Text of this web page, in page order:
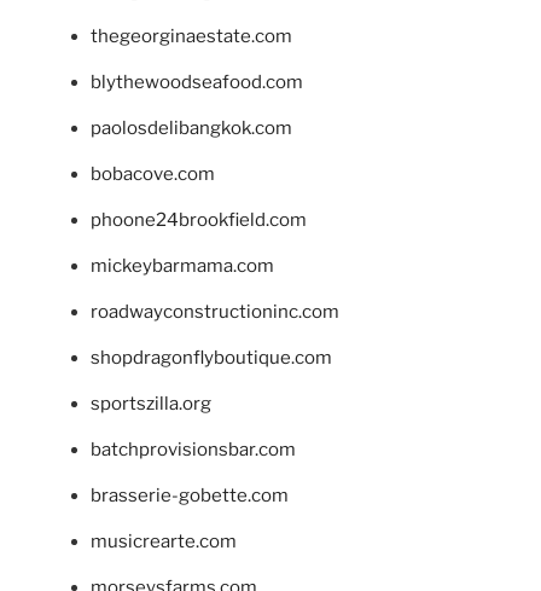
thegeorginaestate.com
blythewoodseafood.com
paolosdelibangkok.com
bobacove.com
phoone24brookfield.com
mickeybarmama.com
roadwayconstructioninc.com
shopdragonflyboutique.com
sportszilla.org
batchprovisionsbar.com
brasserie-gobette.com
musicrearte.com